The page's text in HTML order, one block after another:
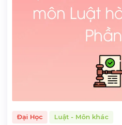
Đại Học Luật - Môn khác